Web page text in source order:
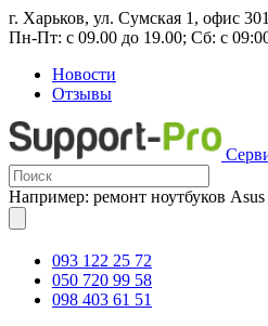
г. Харьков, ул. Сумская 1, офис
Пн-Пт: с 09.00 до 19.00; Сб: с
Новости
Отзывы
Например: ремонт ноутбуков Asus
093 122 25 72
050 720 99 58
098 403 61 51